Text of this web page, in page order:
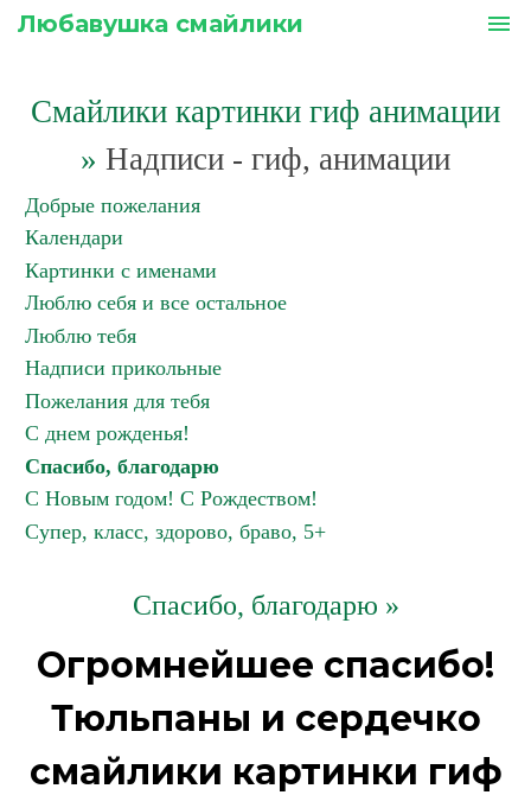
Любавушка смайлики menu
Смайлики картинки гиф анимации
» Надписи - гиф, анимации
Добрые пожелания
Календари
Картинки с именами
Люблю себя и все остальное
Люблю тебя
Надписи прикольные
Пожелания для тебя
С днем рожденья!
Спасибо, благодарю
С Новым годом! С Рождеством!
Супер, класс, здорово, браво, 5+
Спасибо, благодарю »
Огромнейшее спасибо!
Тюльпаны и сердечко
смайлики картинки гиф